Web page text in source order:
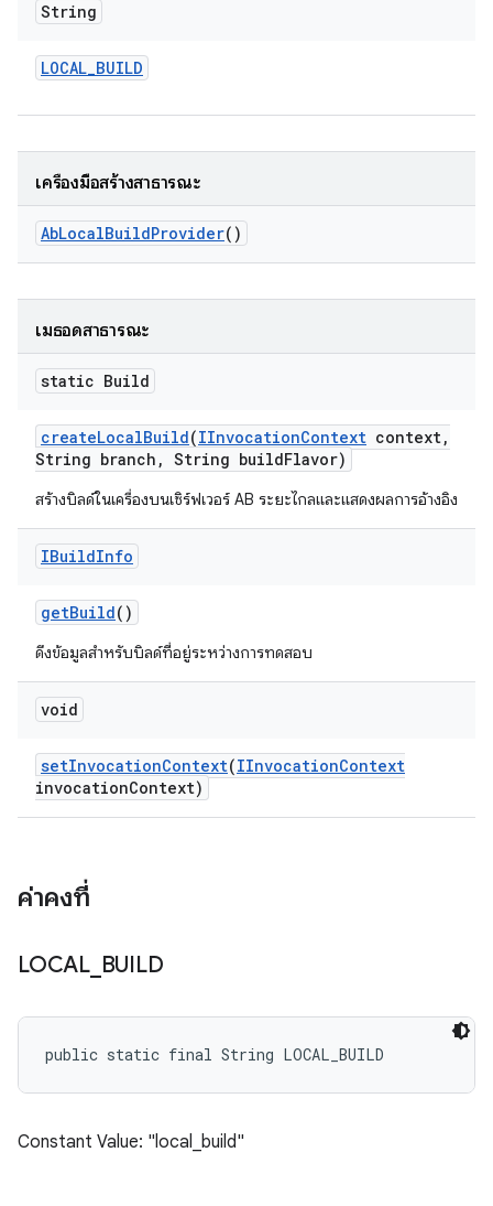
String
LOCAL_BUILD
เครื่องมือสร้างสาธารณะ
AbLocalBuildProvider()
เมธอดสาธารณะ
static Build
createLocalBuild(IInvocationContext context,
String branch , String buildFlavor)
สร้างบิลด์ในเครื่องบนเซิร์ฟเวอร์ AB ระยะไกลและแสดงผลการอ้างอิง
IBuildInfo
getBuild()
ดึงข้อมูลสำหรับบิลด์ที่อยู่ระหว่างการทดสอบ
void
setInvocationContext(IInvocationContext
invocationContext)
ค่าคงที่
LOCAL_ BUILD
public static final String LOCAL_BUILD
Constant Value: "local_build"